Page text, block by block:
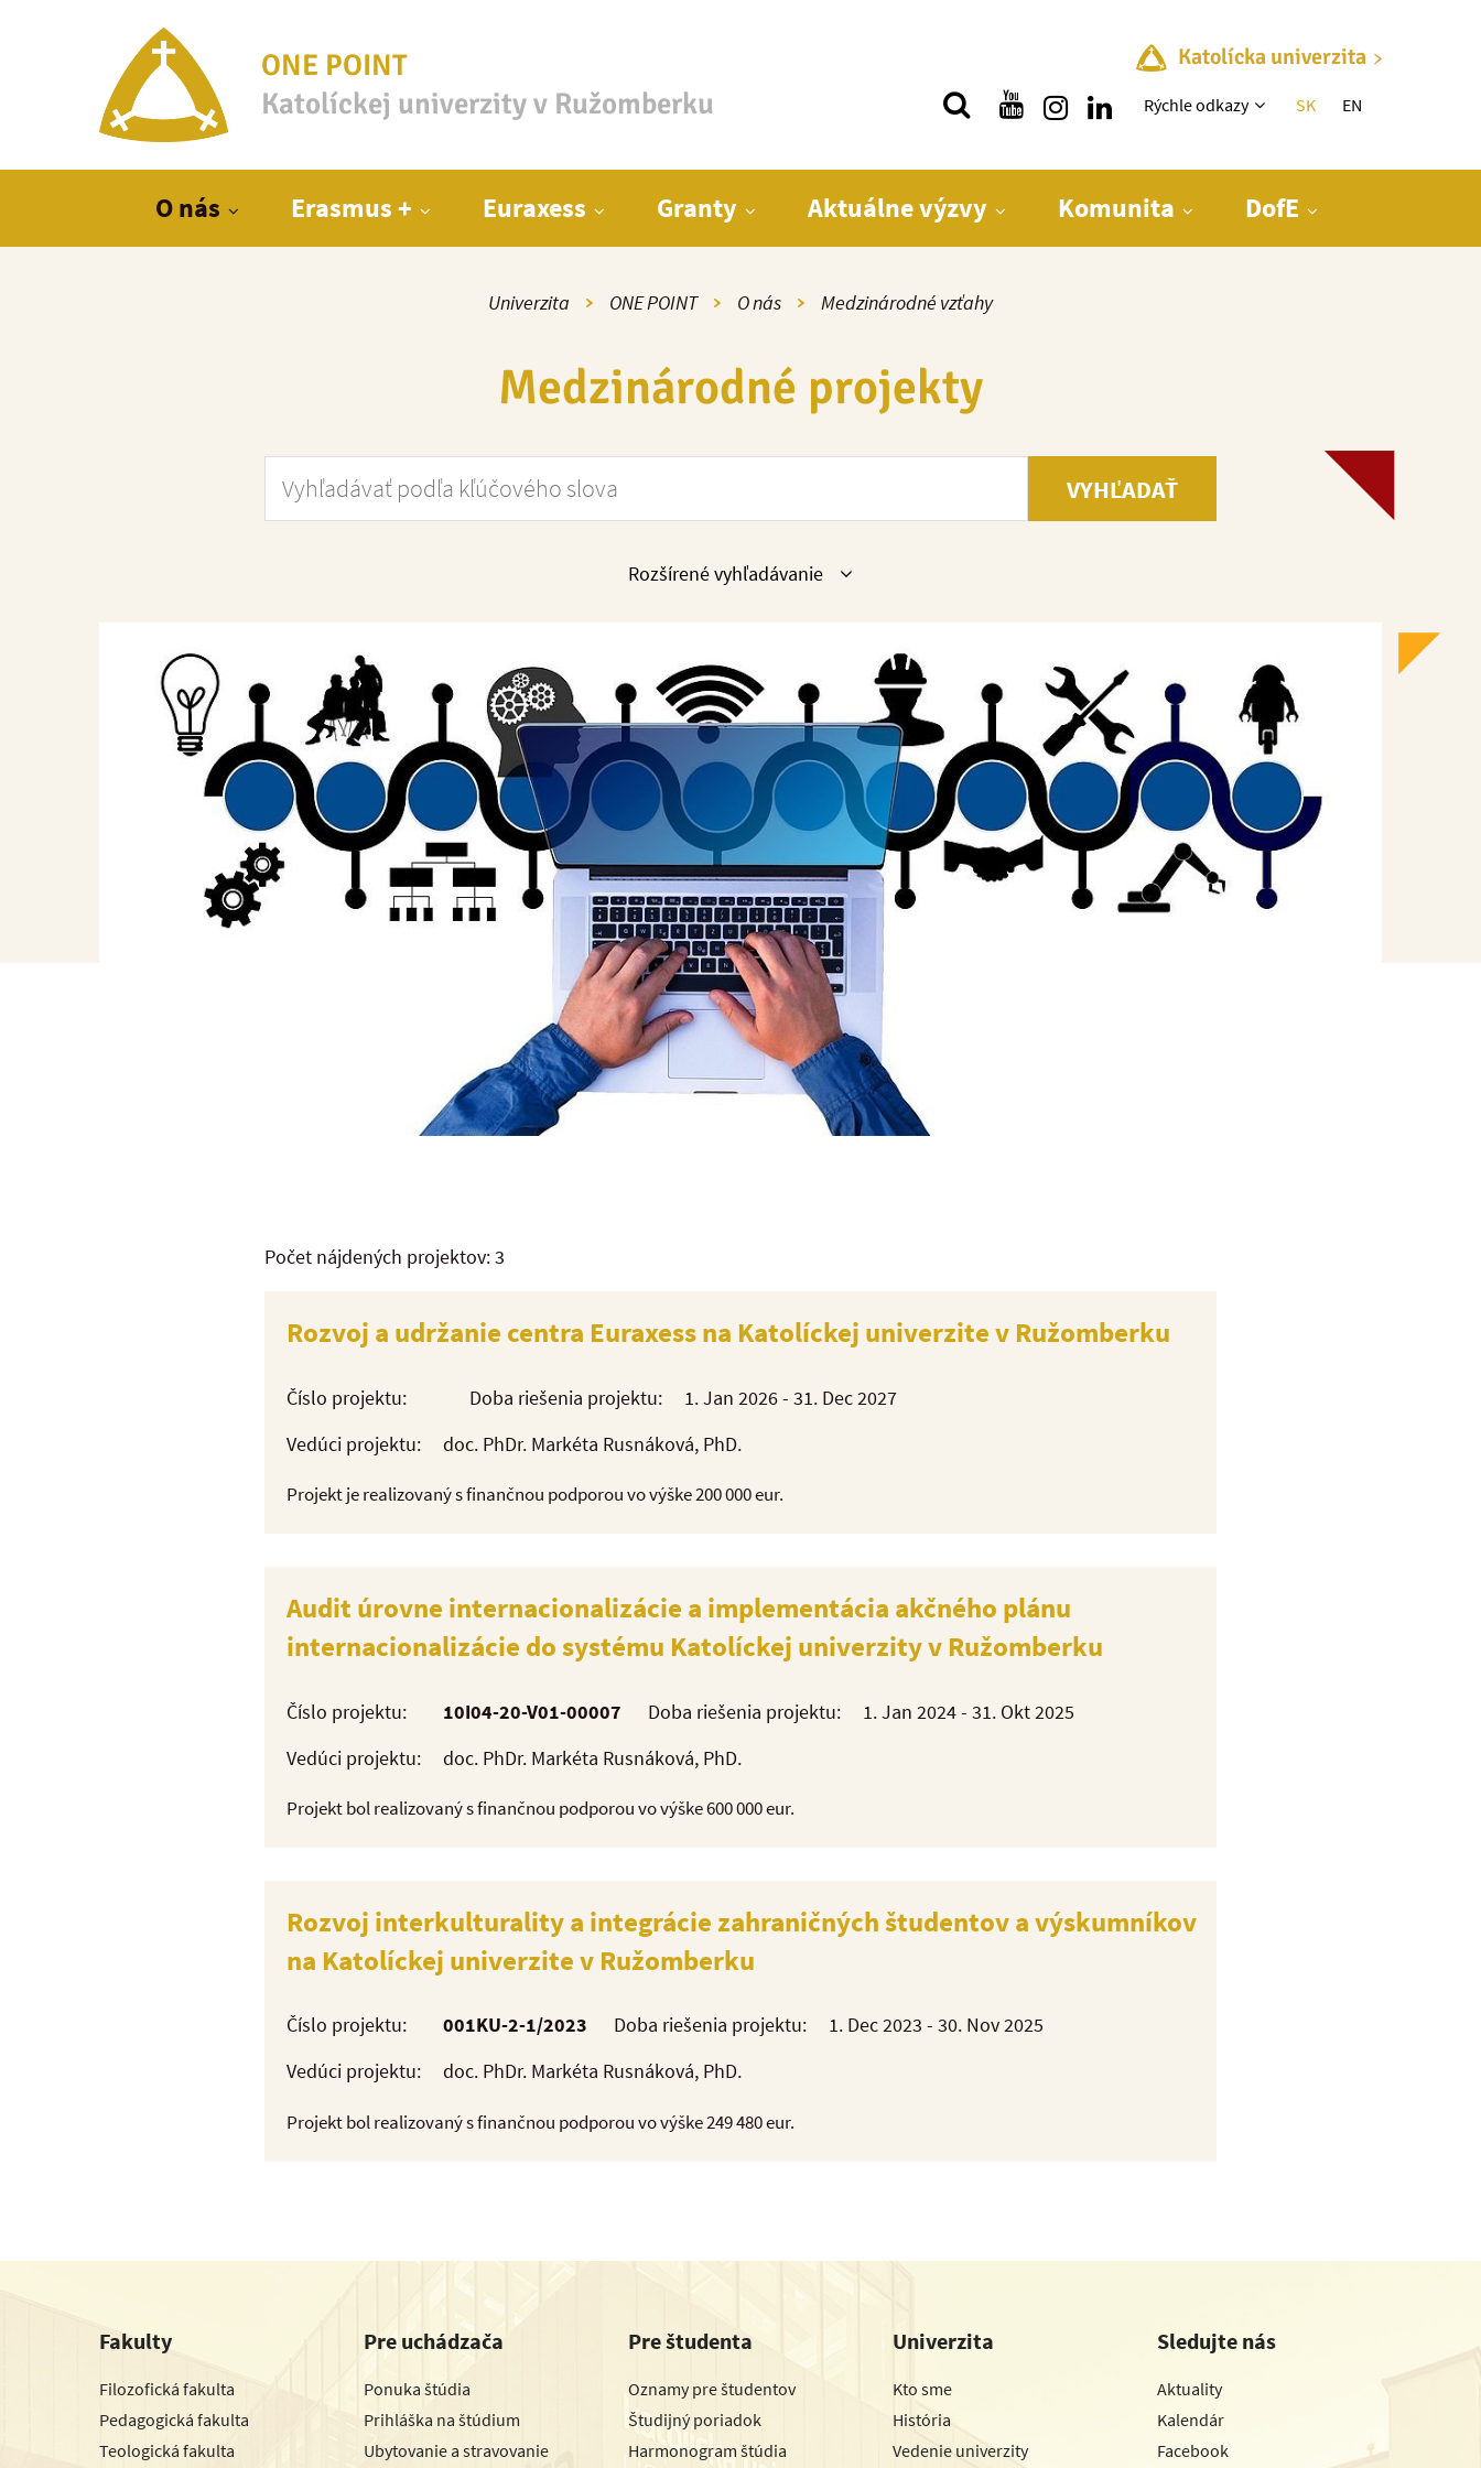
ONE POINT
Katolíckej univerzity v Ružomberku
Katolícka univerzita
Rýchle menu
Rýchle odkazy SK EN
O nás Erasmus + Euraxess Granty Aktuálne výzvy Komunita DofE
Univerzita ONE POINT O nás Medzinárodné vzťahy
Medzinárodné projekty
Vyhľadávať podľa kľúčového slova VYHĽADAŤ
Zobraziť
Rozšírené vyhľadávanie
Počet nájdených projektov: 3
Rozvoj a udržanie centra Euraxess na Katolíckej univerzite v Ružomberku
Číslo projektu: Doba riešenia projektu:
1. Jan 2026 - 31. Dec 2027
Vedúci projektu:
doc. PhDr. Markéta Rusnáková, PhD.
Projekt je realizovaný s finančnou podporou vo výške 200 000 eur.
Audit úrovne internacionalizácie a implementácia akčného plánu
internacionalizácie do systému Katolíckej univerzity v Ružomberku
Číslo projektu: 10I04-20-V01-00007 Doba riešenia projektu:
1. Jan 2024 - 31. Okt 2025
Vedúci projektu:
doc. PhDr. Markéta Rusnáková, PhD.
Projekt bol realizovaný s finančnou podporou vo výške 600 000 eur.
Rozvoj interkulturality a integrácie zahraničných študentov a výskumníkov
na Katolíckej univerzite v Ružomberku
Číslo projektu: 001KU-2-1/2023 Doba riešenia projektu:
1. Dec 2023 - 30. Nov 2025
Vedúci projektu:
doc. PhDr. Markéta Rusnáková, PhD.
Projekt bol realizovaný s finančnou podporou vo výške 249 480 eur.
Fakulty
Filozofická fakulta
Pedagogická fakulta
Teologická fakulta
Pre uchádzača
Ponuka štúdia
Prihláška na štúdium
Ubytovanie a stravovanie
Pre študenta
Oznamy pre študentov
Študijný poriadok
Harmonogram štúdia
Univerzita
Kto sme
História
Vedenie univerzity
Sledujte nás
Aktuality
Kalendár
Facebook